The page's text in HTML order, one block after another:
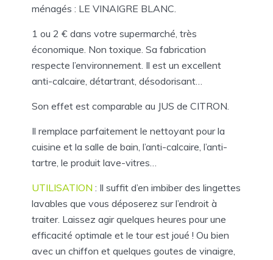
ménagés : LE VINAIGRE BLANC.
1 ou 2 € dans votre supermarché, très
économique. Non toxique. Sa fabrication
respecte l’environnement. Il est un excellent
anti-calcaire, détartrant, désodorisant…
Son effet est comparable au JUS de CITRON.
Il remplace parfaitement le nettoyant pour la
cuisine et la salle de bain, l’anti-calcaire, l’anti-
tartre, le produit lave-vitres…
UTILISATION : Il suffit d’en imbiber des lingettes
lavables que vous déposerez sur l’endroit à
traiter. Laissez agir quelques heures pour une
efficacité optimale et le tour est joué ! Ou bien
avec un chiffon et quelques goutes de vinaigre,